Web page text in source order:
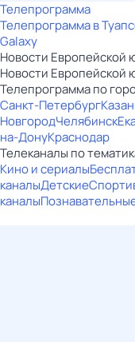
Телепрограмма
Телепрограмма в
Galaxy
Новости Европейской
Новости Европейской
Телепрограмма по
Санкт-Петербург
НовгородЧелябинск
на-ДонуКраснодар
Телеканалы по
Кино и сериалы
каналыДетские
каналы